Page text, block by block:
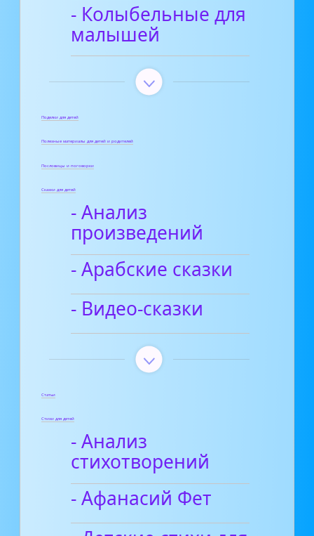
- Колыбельные для
малышей
Поделки для детей
Полезные материалы для детей и родителей
Пословицы и поговорки
Сказки для детей
- Анализ
произведений
- Арабские сказки
- Видео-сказки
Статьи
Стихи для детей
- Анализ
стихотворений
- Афанасий Фет